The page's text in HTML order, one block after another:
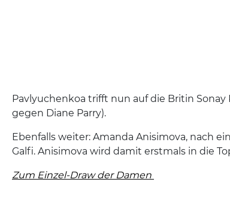
Pavlyuchenkoa trifft nun auf die Britin Sonay
gegen Diane Parry).
Ebenfalls weiter: Amanda Anisimova, nach
Galfi. Anisimova wird damit erstmals in die
Zum Einzel-Draw der Damen